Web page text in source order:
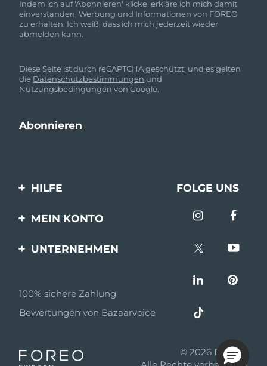
Indem ich auf 'Abonnieren' klicke, erkläre ich mich damit
einverstanden, Werbung und Informationen von FOREO
zu erhalten. Ich weiß, dass ich mich jederzeit wieder
abmelden kann.
Diese Seite ist durch reCAPTCHA geschützt, und es gelten
die Datenschutzbestimmungen und
Nutzungsbedingungen von Google.
HILFE
Kontaktiere uns
FOLGE UNS
MEIN KONTO
UNTERNEHMEN
Partnerprogramm
Partner Nachrichten
100% sichere Zahlung
Bewertungen von Bazaarvoice
© 2026 FOREO